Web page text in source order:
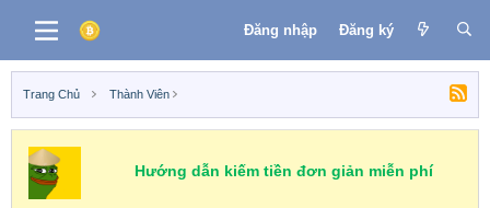
Đăng nhập Đăng ký
Trang Chủ Thành Viên
Hướng dẫn kiếm tiền đơn giản miễn phí